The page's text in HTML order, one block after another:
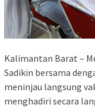
Kalimantan Barat –
Sadikin bersama
meninjau langsung
menghadiri secara